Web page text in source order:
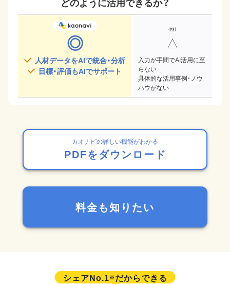
◎
人材データをAIで統合・分析
目標・評価もAIでサポート
△
入力が手間でAI活用に至
らない
具体的な活用事例・ノウ
ハウがない
カオナビの詳しい機能がわかる
PDFをダウンロード
料金も知りたい
シェアNo.1※ だからできる